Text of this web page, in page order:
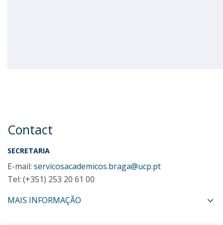
Contact
SECRETARIA
E-mail: servicosacademicos.braga@ucp.pt
Tel: (+351) 253 20 61 00
MAIS INFORMAÇÃO